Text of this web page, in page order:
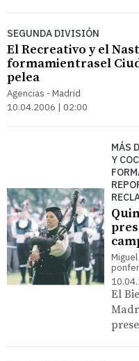
SEGUNDA DIVISIÓN
El Recreativo y el
formamientrasel
pelea
Agencias - Madrid
10.04.2006 | 02:00
MÁS
Y
Miguel
El